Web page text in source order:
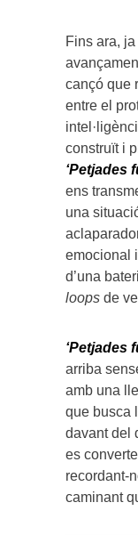
Fins ara,
cançó que
entre el
construït i
‘Petjades
ens
una
emocional
d’una
loops de
‘Petjades
arriba
amb una
que busca
davant del
es
recordant-
caminant